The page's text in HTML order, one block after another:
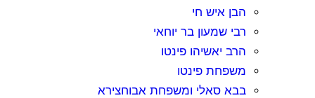
הבן איש חי
רבי שמעון בר יוחאי
הרב יאשיהו פינטו
משפחת פינטו
בבא סאלי ומשפחת אבוחצירא